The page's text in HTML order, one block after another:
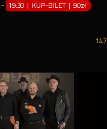
- 19:30 | KUP-BILET | 90zł
147